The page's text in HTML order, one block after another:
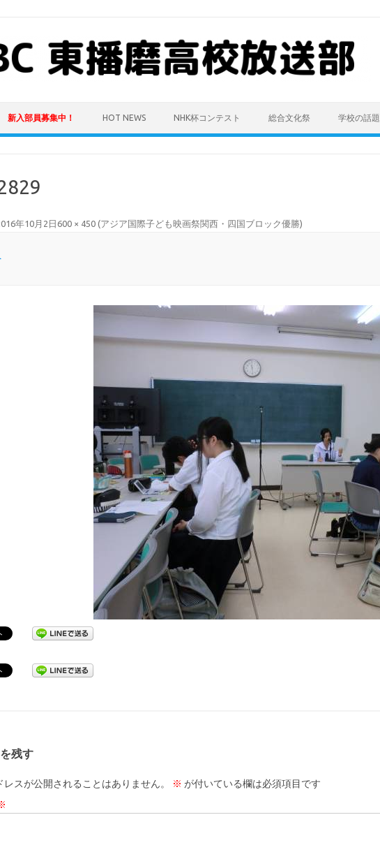
新入部員募集中！ HOT NEWS NHK杯コンテスト 総合文化祭 学校の話題
年10月2日 600 × 450(アジア国際子ども映画祭関西・四国ブロック優勝)
残す
レスが公開されることはありません。 ※ が付いている欄は必須項目です